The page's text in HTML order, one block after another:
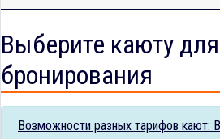
Выберите каюту для
бронирования
Возможности разных тарифов кают: